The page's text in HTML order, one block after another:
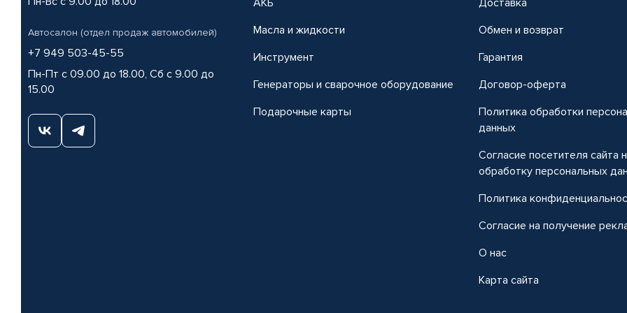
Автосалон (отдел продаж автомобилей)
+7 949 503-45-55
Пн-Пт с 09.00 до 18.00, Сб с 9.00 до
15.00
Масла и жидкости
Инструмент
Генераторы и сварочное оборудование
Подарочные карты
Обмен и возврат
Гарантия
Договор-оферта
Политика обработки
данных
Согласие посетителя сайта
обработку персональных
Политика
Согласие на получение
О нас
Карта сайта